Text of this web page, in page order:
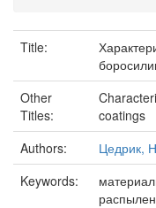
Title:
Other
Titles:
coatings
Authors:
Цедрик,
Keywords: